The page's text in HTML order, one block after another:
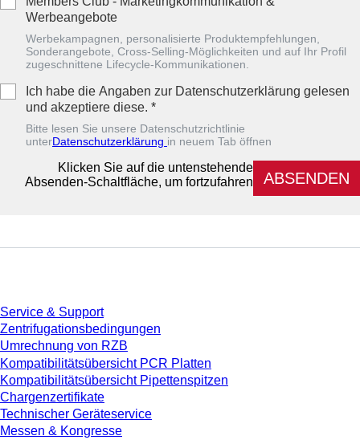
Werbeangebote
Werbekampagnen, personalisierte Produktempfehlungen,
Sonderangebote, Cross-Selling-Möglichkeiten und auf Ihr Profil
zugeschnittene Lifecycle-Kommunikationen.
Ich habe die Angaben zur Datenschutzerklärung gelesen
und akzeptiere diese. *
Bitte lesen Sie unsere Datenschutzrichtlinie
unterDatenschutzerklärung in neuem Tab öffnen
Klicken Sie auf die untenstehende
Absenden-Schaltfläche, um fortzufahren
ABSENDEN
Service & Support
Zentrifugationsbedingungen
Umrechnung von RZB
Kompatibilitätsübersicht PCR Platten
Kompatibilitätsübersicht Pipettenspitzen
Chargenzertifikate
Technischer Geräteservice
Messen & Kongresse